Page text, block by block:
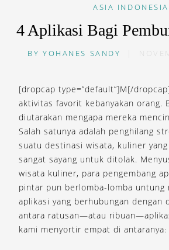
ASIA INDONESIA
4 Aplikasi Bagi
BYYOHANES SANDY
[dropcap type=”default”]M[/
aktivitas favorit kebanyakan orang.
diutarakan mengapa mereka
Salah satunya adalah penghilang
suatu destinasi wisata, kuliner
sangat sayang untuk ditolak.
wisata kuliner, para pengembang
pintar pun berlomba-lomba untung
aplikasi yang berhubungan dengan
antara ratusan—atau
kami menyortir empat di antaranya: